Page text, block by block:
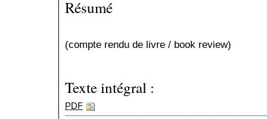
Résumé
(compte rendu de livre / book review)
Texte intégral :
PDF